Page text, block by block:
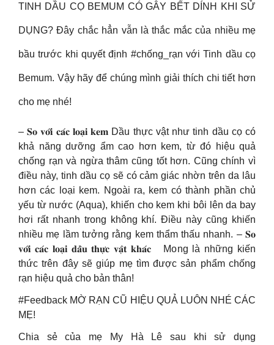
TINH DẦU CỌ BEMUM CÓ GÂY BẾT DÍNH KHI SỬ
DỤNG? Đây chắc hẳn vẫn là thắc mắc của nhiều mẹ
bầu trước khi quyết định #chống_rạn với Tinh dầu cọ
Bemum. Vậy hãy để chúng mình giải thích chi tiết hơn
cho mẹ nhé!
– 𝐒𝐨 𝐯𝐨̛́𝐢 𝐜𝐚́𝐜 𝐥𝐨𝐚̣𝐢 𝐤𝐞𝐦 Dầu thực vật như tinh dầu cọ có
khả năng dưỡng ẩm cao hơn kem, từ đó hiệu quả
chống rạn và ngừa thâm cũng tốt hơn. Cũng chính vì
điều này, tinh dầu cọ sẽ có cảm giác nhờn trên da lâu
hơn các loại kem. Ngoài ra, kem có thành phần chủ
yếu từ nước (Aqua), khiến cho kem khi bôi lên da bay
hơi rất nhanh trong không khí. Điều này cũng khiến
nhiều mẹ lầm tưởng rằng kem thẩm thấu nhanh. – 𝐒𝐨
𝐯𝐨̛́𝐢 𝐜𝐚́𝐜 𝐥𝐨𝐚̣𝐢 𝐝𝐚̂̀𝐮 𝐭𝐡𝐮̛̣𝐜 𝐯𝐚̣̂𝐭 𝐤𝐡𝐚́𝐜 Mong là những kiến
thức trên đây sẽ giúp mẹ tìm được sản phẩm chống
rạn hiệu quả cho bản thân!
#Feedback MỜ RẠN CŨ HIỆU QUẢ LUÔN NHÉ CÁC
MẸ!
Chia sẻ của mẹ My Hà Lê sau khi sử dụng